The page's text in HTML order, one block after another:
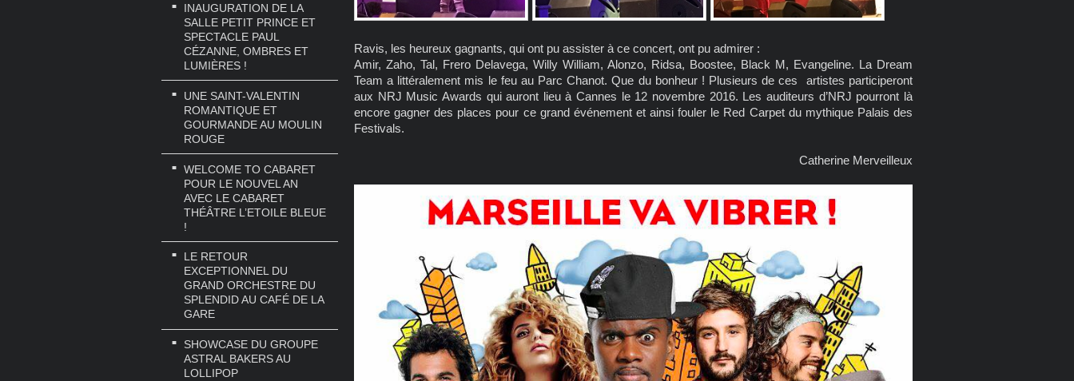
INAUGURATION DE LA
SALLE PETIT PRINCE ET
SPECTACLE PAUL
CÉZANNE, OMBRES ET
LUMIÈRES !
UNE SAINT-VALENTIN
ROMANTIQUE ET
GOURMANDE AU MOULIN
ROUGE
WELCOME TO CABARET
POUR LE NOUVEL AN
AVEC LE CABARET
THÉÂTRE L’ETOILE BLEUE
!
LE RETOUR
EXCEPTIONNEL DU
GRAND ORCHESTRE DU
SPLENDID AU CAFÉ DE LA
GARE
SHOWCASE DU GROUPE
ASTRAL BAKERS AU
LOLLIPOP
Ravis, les heureux gagnants, qui ont pu assister à ce concert, ont pu admirer :
Amir, Zaho, Tal, Frero Delavega, Willy William, Alonzo, Ridsa, Boostee, Black M, Evangeline. La Dream
Team a littéralement mis le feu au Parc Chanot. Que du bonheur ! Plusieurs de ces artistes participeront
aux NRJ Music Awards qui auront lieu à Cannes le 12 novembre 2016. Les auditeurs d’NRJ pourront là
encore gagner des places pour ce grand événement et ainsi fouler le Red Carpet du mythique Palais des
Festivals.
Catherine Merveilleux